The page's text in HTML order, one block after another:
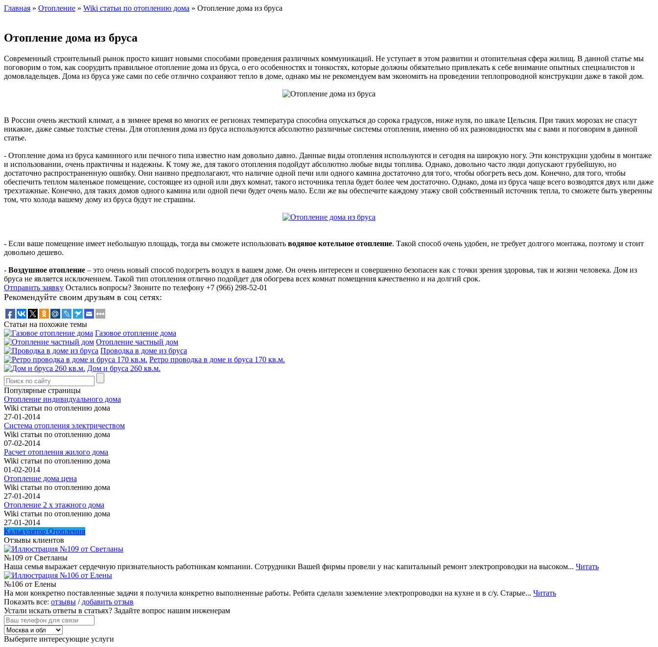
Главная » Отопление » Wiki статьи по отоплению дома » Отопление дома из бруса
Отопление дома из бруса
Современный строительный рынок просто кишит новыми способами проведения различных коммуникаций. Не уступает в этом развитии и отопительная сфера жилищ. В данной статье мы
поговорим о том, как соорудить правильное отопление дома из бруса, о его особенностях и тонкостях, которые должны обязательно привлекать к себе внимание опытных специалистов и
домовладельцев. Дома из бруса уже сами по себе отлично сохраняют тепло в доме, однако мы не рекомендуем вам экономить на проведении теплопроводной конструкции даже в такой дом.
В России очень жесткий климат, а в зимнее время во многих ее регионах температура способна опускаться до сорока градусов, ниже нуля, по шкале Цельсия. При таких морозах не спасут
никакие, даже самые толстые стены. Для отопления дома из бруса используются абсолютно различные системы отопления, именно об их разновидностях мы с вами и поговорим в данной
статье.
- Отопление дома из бруса каминного или печного типа известно нам довольно давно. Данные виды отопления используются и сегодня на широкую ногу. Эти конструкции удобны в монтаже
и использовании, очень практичны и надежны. К тому же, для такого отопления подойдут абсолютно любые виды топлива. Однако, довольно часто люди допускают грубейшую, но
достаточно распространенную ошибку. Они наивно предполагают, что наличие одной печи или одного камина достаточно для того, чтобы обогреть весь дом. Конечно, для того, чтобы
обеспечить теплом маленькое помещение, состоящее из одной или двух комнат, такого источника тепла будет более чем достаточно. Однако, дома из бруса чаще всего возводятся двух или даже
трехэтажные. Конечно, для таких домов одного камина или одной печи будет очень мало. Если же вы обеспечите каждому этажу свой собственный источник тепла, то сможете быть уверенны
том, что холода вашему дому из бруса будут не страшны.
- Если ваше помещение имеет небольшую площадь, тогда вы сможете использовать водяное котельное отопление. Такой способ очень удобен, не требует долгого монтажа, поэтому и стоит
довольно дешево.
- Воздушное отопление – это очень новый способ подогреть воздух в вашем доме. Он очень интересен и совершенно безопасен как с точки зрения здоровья, так и жизни человека. Дом из
бруса не является исключением. Такой тип отопления отлично подойдет для обогрева всех комнат помещения качественно и на долгий срок.
Отправить заявку Остались вопросы? Звоните по телефону +7 (966) 298-52-01
Рекомендуйте своим друзьям в соц сетях:
Статьи на похожие темы
Газовое отопление дома
Отопление частный дом
Проводка в доме из бруса
Ретро проводка в доме и бруса 170 кв.м.
Дом и бруса 260 кв.м.
Популярные страницы
Отопление индивидуального дома
Wiki статьи по отоплению дома
27-01-2014
Система отопления электричеством
Wiki статьи по отоплению дома
07-02-2014
Расчет отопления жилого дома
Wiki статьи по отоплению дома
01-02-2014
Отопление дома цена
Wiki статьи по отоплению дома
27-01-2014
Отопление 2 х этажного дома
Wiki статьи по отоплению дома
27-01-2014
Калькулятор Отопления
Отзывы клиентов
№109 от Светланы
Наша семья выражает сердечную признательность работникам компании. Сотрудники Вашей фирмы провели у нас капитальный ремонт электропроводки на высоком... Читать
№106 от Елены
На мои конкретно поставленные задачи я получила конкретно выполненные работы. Ребята сделали заземление электропроводки на кухне и в с/у. Старые... Читать
Показать все: отзывы / добавить отзыв
Устали искать ответы в статьях? Задайте вопрос нашим инженерам
Выберите интересующие услуги